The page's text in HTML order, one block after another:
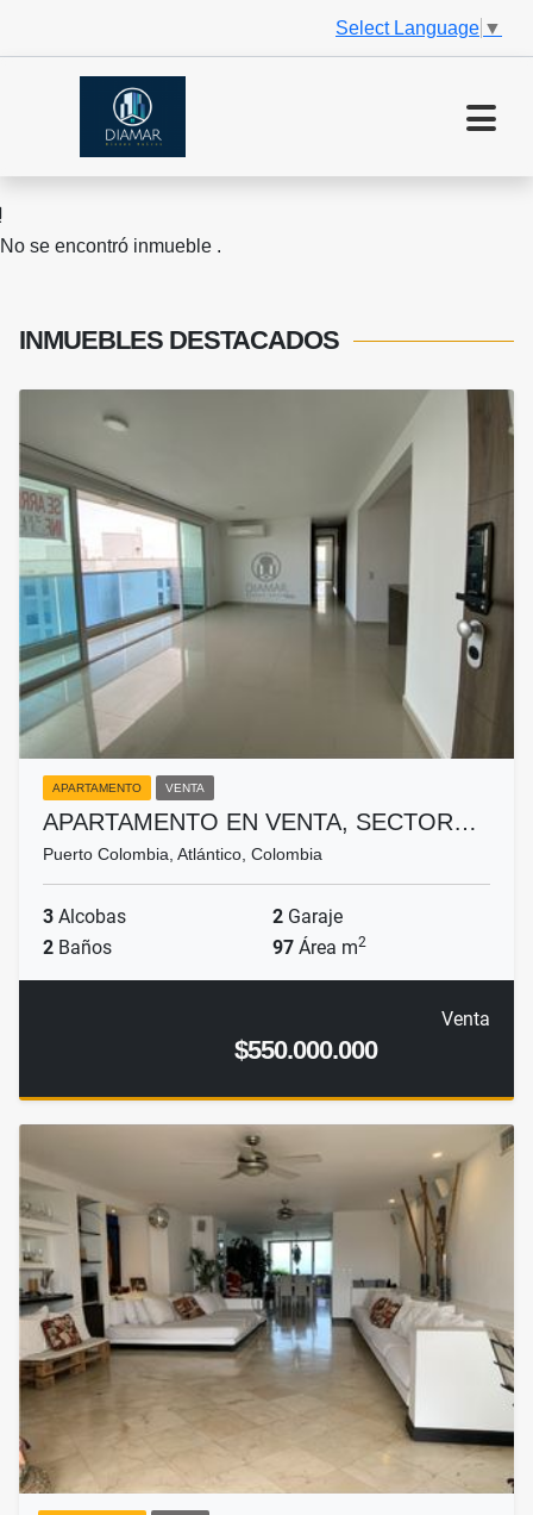
Select Language ▼
No se encontró inmueble .
INMUEBLES DESTACADOS
APARTAMENTO VENTA
APARTAMENTO EN VENTA, SECTOR…
Puerto Colombia, Atlántico, Colombia
3 Alcobas 2 Garaje
2 Baños 97 Área m2
Venta
$550.000.000